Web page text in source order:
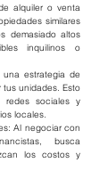
alquiler o venta
similares
demasiado altos
inquilinos o
una estrategia de
tus unidades. Esto
redes sociales y
locales.
Al negociar con
busca
los costos y